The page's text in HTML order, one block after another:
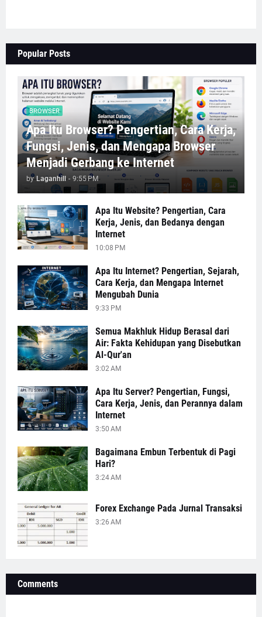
Popular Posts
BROWSER
Apa Itu Browser? Pengertian, Cara Kerja,
Fungsi, Jenis, dan Mengapa Browser
Menjadi Gerbang ke Internet
by Laganhill - 9:55 PM
Apa Itu Website? Pengertian, Cara
Kerja, Jenis, dan Bedanya dengan
Internet
10:08 PM
Apa Itu Internet? Pengertian, Sejarah,
Cara Kerja, dan Mengapa Internet
Mengubah Dunia
9:33 PM
Semua Makhluk Hidup Berasal dari
Air: Fakta Kehidupan yang Disebutkan
Al-Qur'an
3:02 AM
Apa Itu Server? Pengertian, Fungsi,
Cara Kerja, Jenis, dan Perannya dalam
Internet
3:50 AM
Bagaimana Embun Terbentuk di Pagi
Hari?
3:24 AM
Forex Exchange Pada Jurnal Transaksi
3:26 AM
Comments